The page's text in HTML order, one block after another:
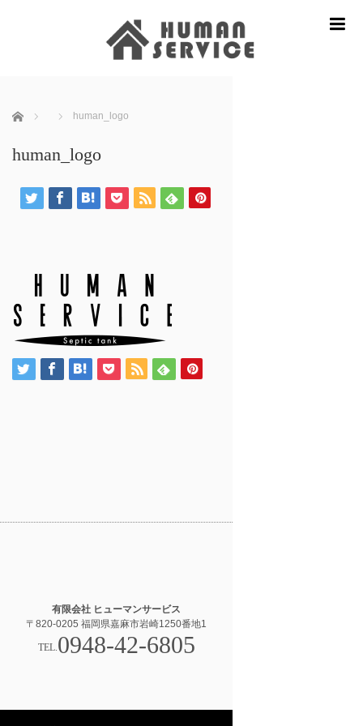
ホーム human_logo
human_logo
有限会社 ヒューマンサービス
〒820-0205 福岡県嘉麻市岩崎1250番地1
TEL.0948-42-6805